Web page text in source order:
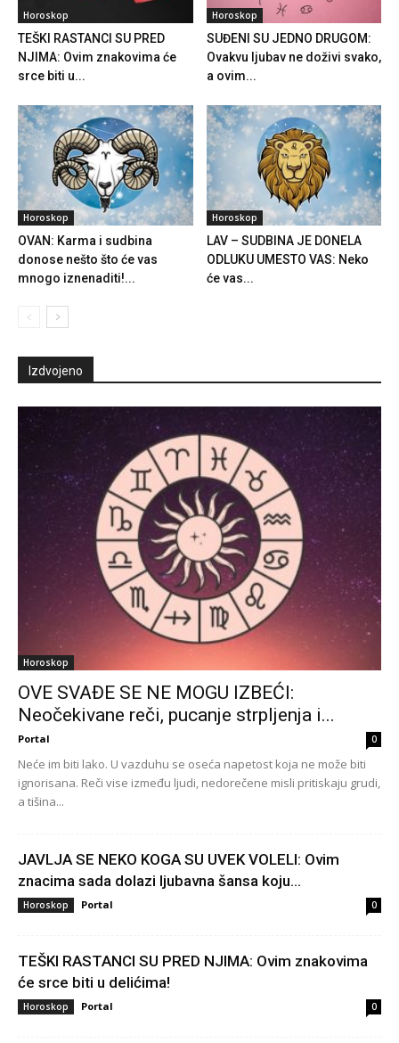
Horoskop
TEŠKI RASTANCI SU PRED
NJIMA: Ovim znakovima će
srce biti u...
Horoskop
SUĐENI SU JEDNO DRUGOM:
Ovakvu ljubav ne doživi svako,
a ovim...
Horoskop
OVAN: Karma i sudbina
donose nešto što će vas
mnogo iznenaditi!...
Horoskop
LAV – SUDBINA JE DONELA
ODLUKU UMESTO VAS: Neko
će vas...
Izdvojeno
Horoskop
OVE SVAĐE SE NE MOGU IZBEĆI:
Neočekivane reči, pucanje strpljenja i...
Portal 0
Neće im biti lako. U vazduhu se oseća napetost koja ne može biti
ignorisana. Reči vise između ljudi, nedorečene misli pritiskaju grudi,
a tišina...
JAVLJA SE NEKO KOGA SU UVEK VOLELI: Ovim
znacima sada dolazi ljubavna šansa koju...
Horoskop Portal 0
TEŠKI RASTANCI SU PRED NJIMA: Ovim znakovima
će srce biti u delićima!
Horoskop Portal 0